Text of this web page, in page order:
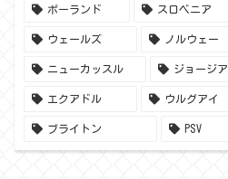
ポーランド スロベニア
ウェールズ ノルウェー
ニューカッスル ジョージア
エクアドル ウルグアイ
ブライトン PSV